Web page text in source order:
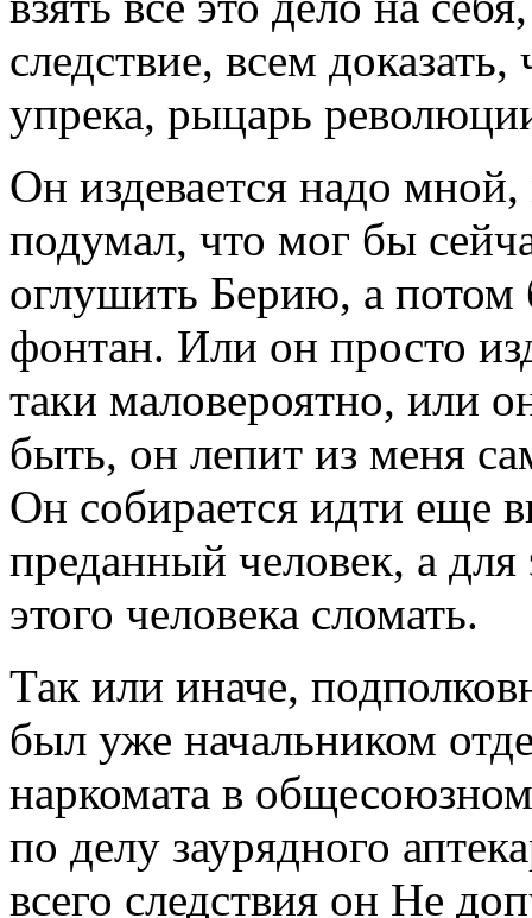
следствие, всем
упрека, рыцарь
Он издевается надо
подумал, что мог бы
оглушить Берию, а потом
фонтан. Или он просто
таки маловероятно, или
быть, он лепит из меня
Он собирается идти еще
преданный человек, а
этого человека сломать.
Так или иначе,
был уже начальником
наркомата в
по делу заурядного
всего следствия он Не